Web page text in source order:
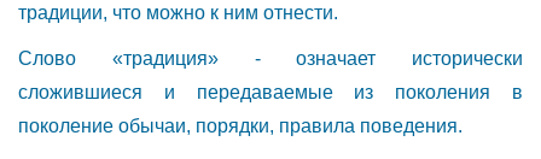
традиции, что можно к ним отнести.
Слово «традиция» - означает исторически
сложившиеся и передаваемые из поколения в
поколение обычаи, порядки, правила поведения.